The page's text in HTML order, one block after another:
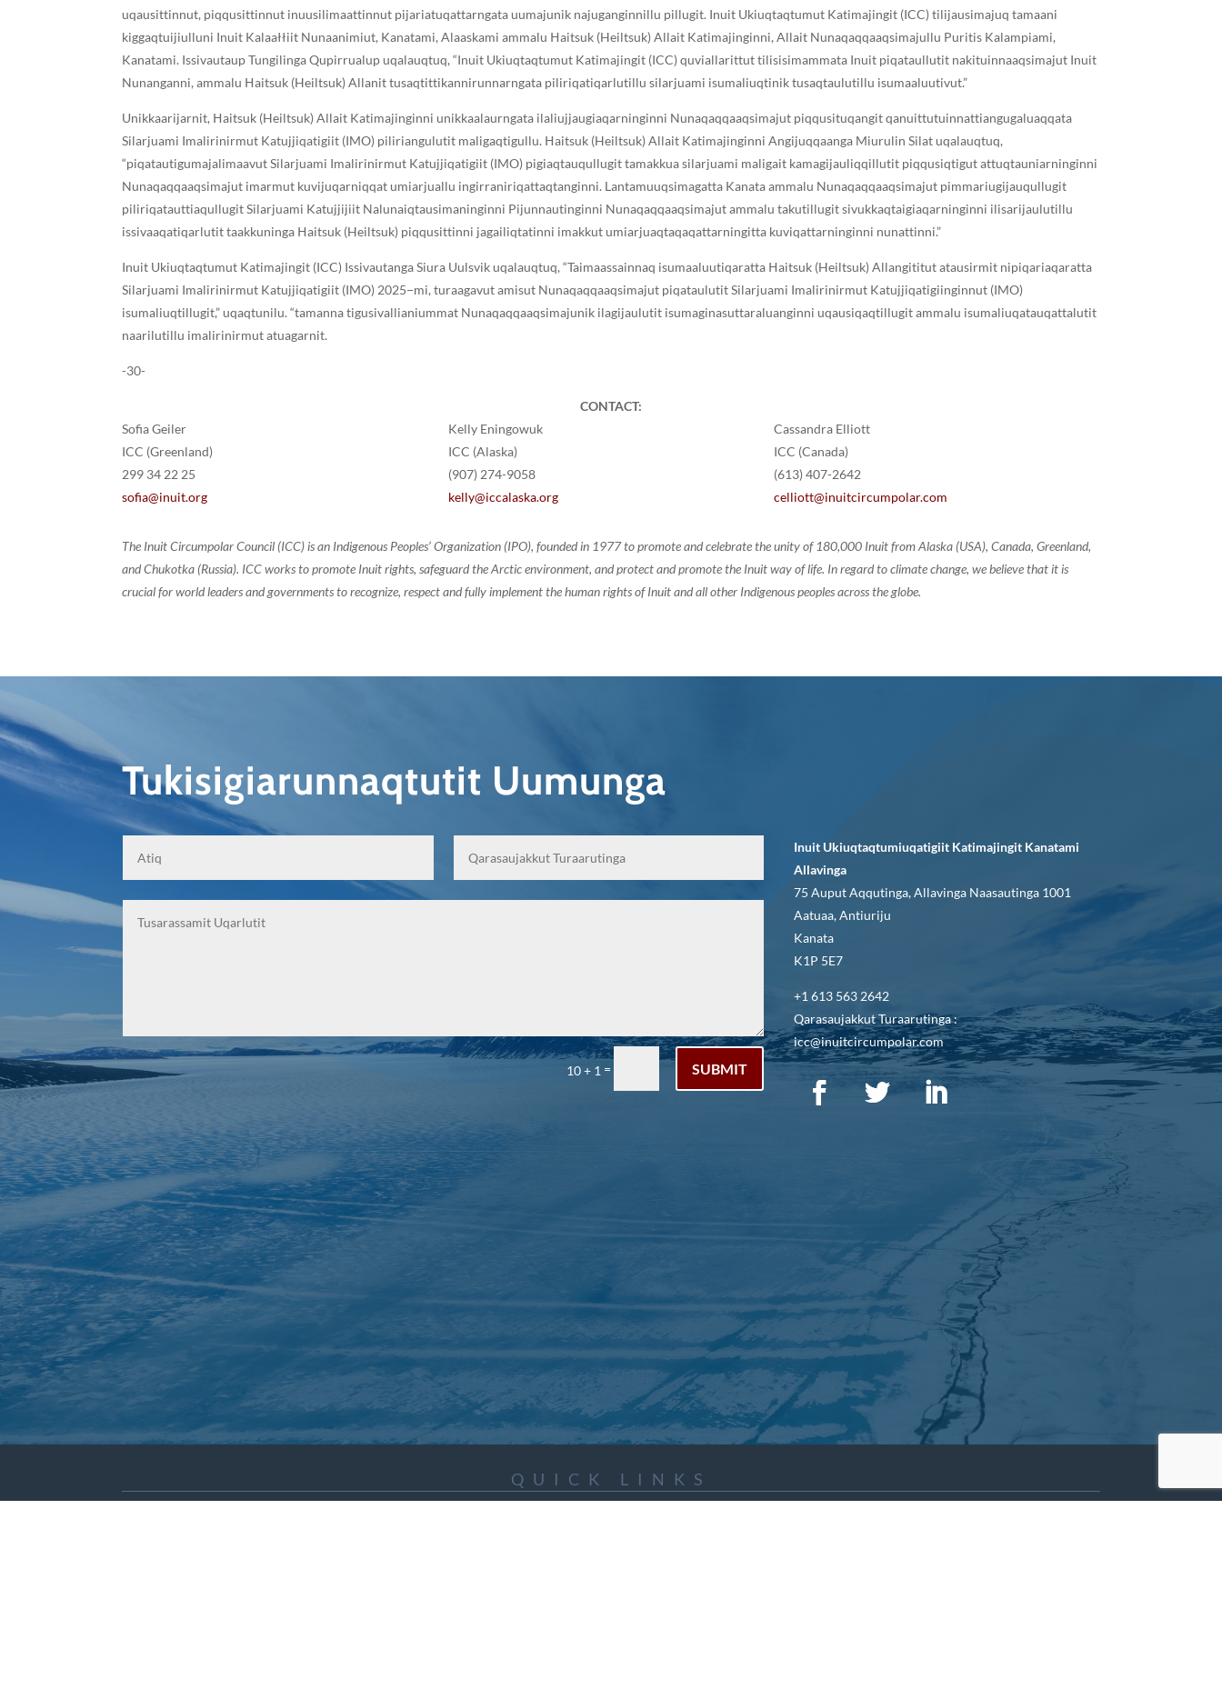
uqausittinnut, piqqusittinnut inuusilimaattinnut pijariatuqattarngata uumajunik najuganginnillu pillugit. Inuit Ukiuqtaqtumut Katimajingit (ICC) tilijausimajuq tamaani
kiggaqtuijiulluni Inuit Kalaałłiit Nunaanimiut, Kanatami, Alaaskami ammalu ᕼaitsuk (Heiltsuk) Allait Katimajinginni, Allait Nunaqaqqaaqsimajullu Puritis Kalampiami,
Kanatami. Issivautaup Tungilinga Qupirrualup uqalauqtuq, “Inuit Ukiuqtaqtumut Katimajingit (ICC) quviallarittut tilisisimammata Inuit piqataullutit nakituinnaaqsimajut Inuit
Nunanganni, ammalu ᕼaitsuk (Heiltsuk) Allanit tusaqtittikannirunnarngata piliriqatiqarlutillu silarjuami isumaliuqtinik tusaqtaulutillu isumaaluutivut.”
Unikkaarijarnit, ᕼaitsuk (Heiltsuk) Allait Katimajinginni unikkaalaurngata ilaliujjaugiaqarninginni Nunaqaqqaaqsimajut piqqusituqangit qanuittutuinnattiangugaluaqqata
Silarjuami Imalirinirmut Katujjiqatigiit (IMO) piliriangulutit maligaqtigullu. ᕼaitsuk (Heiltsuk) Allait Katimajinginni Angijuqqaanga Miurulin Silat uqalauqtuq,
“piqatautigumajalimaavut Silarjuami Imalirinirmut Katujjiqatigiit (IMO) pigiaqtauqullugit tamakkua silarjuami maligait kamagijauliqqillutit piqqusiqtigut attuqtauniarninginni
Nunaqaqqaaqsimajut imarmut kuvijuqarniqqat umiarjuallu ingirraniriqattaqtanginni. Lantamuuqsimagatta Kanata ammalu Nunaqaqqaaqsimajut pimmariugijauqullugit
piliriqatauttiaqullugit Silarjuami Katujjijiit Nalunaiqtausimaninginni Pijunnautinginni Nunaqaqqaaqsimajut ammalu takutillugit sivukkaqtaigiaqarninginni ilisarijaulutillu
issivaaqatiqarlutit taakkuninga ᕼaitsuk (Heiltsuk) piqqusittinni jagailiqtatinni imakkut umiarjuaqtaqaqattarningitta kuviqattarninginni nunattinni.”
Inuit Ukiuqtaqtumut Katimajingit (ICC) Issivautanga Siura Uulsvik uqalauqtuq, “Taimaassainnaq isumaaluutiqaratta ᕼaitsuk (Heiltsuk) Allangititut atausirmit nipiqariaqaratta
Silarjuami Imalirinirmut Katujjiqatigiit (IMO) 2025−mi, turaagavut amisut Nunaqaqqaaqsimajut piqataulutit Silarjuami Imalirinirmut Katujjiqatigiinginnut (IMO)
isumaliuqtillugit,” uqaqtunilu. “tamanna tigusivallianiummat Nunaqaqqaaqsimajunik ilagijaulutit isumaginasuttaraluanginni uqausiqaqtillugit ammalu isumaliuqatauqattalutit
naarilutillu imalirinirmut atuagarnit.
-30-
CONTACT:
Sofia Geiler
ICC (Greenland)
299 34 22 25
sofia@inuit.org
Kelly Eningowuk
ICC (Alaska)
(907) 274-9058
kelly@iccalaska.org
Cassandra Elliott
ICC (Canada)
(613) 407-2642
celliott@inuitcircumpolar.com
The Inuit Circumpolar Council (ICC) is an Indigenous Peoples’ Organization (IPO), founded in 1977 to promote and celebrate the unity of 180,000 Inuit from Alaska (USA), Canada, Greenland,
and Chukotka (Russia). ICC works to promote Inuit rights, safeguard the Arctic environment, and protect and promote the Inuit way of life. In regard to climate change, we believe that it is
crucial for world leaders and governments to recognize, respect and fully implement the human rights of Inuit and all other Indigenous peoples across the globe.
Tukisigiarunnaqtutit Uumunga
10 + 1 = SUBMIT
Inuit Ukiuqtaqtumiuqatigiit Katimajingit Kanatami
Allavinga
75 Auput Aqqutinga, Allavinga Naasautinga 1001
Aatuaa, Antiuriju
Kanata
K1P 5E7
+1 613 563 2642
Qarasaujakkut Turaarutinga :
icc@inuitcircumpolar.com
QUICK LINKS